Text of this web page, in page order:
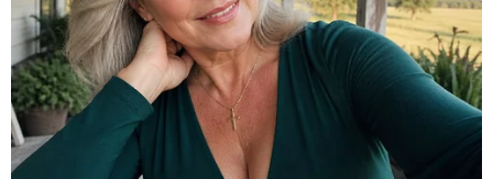
stanovena podle tabulky. 1* a pro
průmyslové a skladové budovy –
dle tabulky. 2.
Spotřebu vody na hašení v